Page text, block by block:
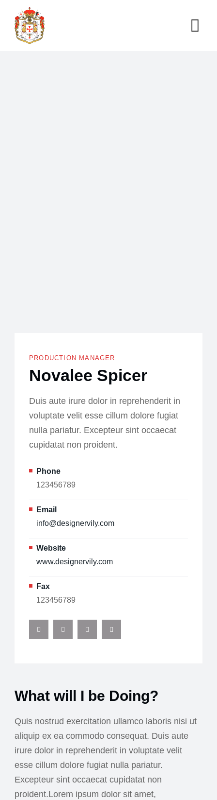
PRODUCTION MANAGER
Novalee Spicer
Duis aute irure dolor in reprehenderit in
voluptate velit esse cillum dolore fugiat
nulla pariatur. Excepteur sint occaecat
cupidatat non proident.
Phone
123456789
Email
info@designervily.com
Website
www.designervily.com
Fax
123456789
What will I be Doing?
Quis nostrud exercitation ullamco laboris nisi ut
aliquip ex ea commodo consequat. Duis aute
irure dolor in reprehenderit in voluptate velit
esse cillum dolore fugiat nulla pariatur.
Excepteur sint occaecat cupidatat non
proident.Lorem ipsum dolor sit amet,